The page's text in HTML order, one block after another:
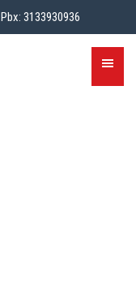
Pbx: 3133930936